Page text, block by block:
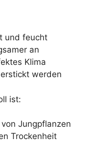
und feucht
an
Klima
werden
ist:
Jungpflanzen
Trockenheit